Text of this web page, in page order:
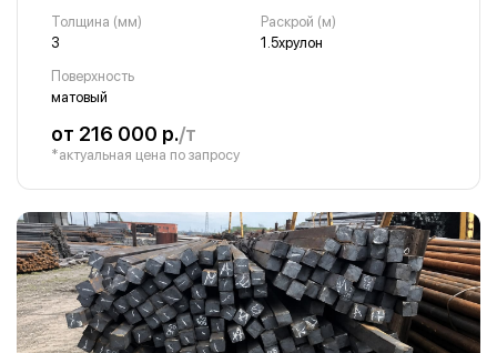
Толщина (мм)
3
Раскрой (м)
1.5хрулон
Поверхность
матовый
от 216 000 р./т
*актуальная цена по запросу